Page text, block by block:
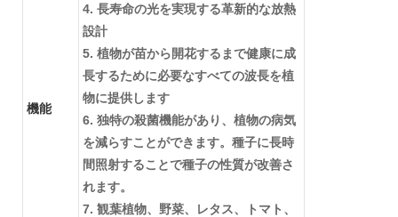
機能
4. 長寿命の光を実現する革新的な放熱
設計
5. 植物が苗から開花するまで健康に成
長するために必要なすべての波長を植
物に提供します
6. 独特の殺菌機能があり、植物の病気
を減らすことができます。種子に長時
間照射することで種子の性質が改善さ
れます。
7. 観葉植物、野菜、レタス、トマト、